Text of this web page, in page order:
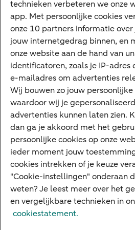
Verenigde Staten van
verstrekt aan Amerikaanse
en/of beleggingsproducten
beperkingen in acht te
niet aansprakelijk voor
beleggingsdiensten en/of
beleggingsproducten die
hiervoor bedoelde
afgenomen.
Jaaroverzicht
Machtiging
E.dentifier
Deposito
Uw situatie
Maatwerk in beleggen
Vermogensoverdracht
Ondernemen en overdracht
Bijdragen betere wereld
Over ABN AMRO
technieken verbeteren we onze
app. Met persoonlijke cookies
onze 10 partners informatie
jouw internetgedrag binnen, en
onze website aan de hand van
identificatoren, zoals je IP-adres
e-mailadres om advertenties
Wij bouwen zo jouw
waardoor wij je
advertenties kunnen laten zien.
dan ga je akkoord met het
persoonlijke cookies op onze
ieder moment jouw
cookies intrekken of je keuze
"Cookie-instellingen" onderaan
weten? Je leest meer over het
en vergelijkbare technieken in
cookiestatement.